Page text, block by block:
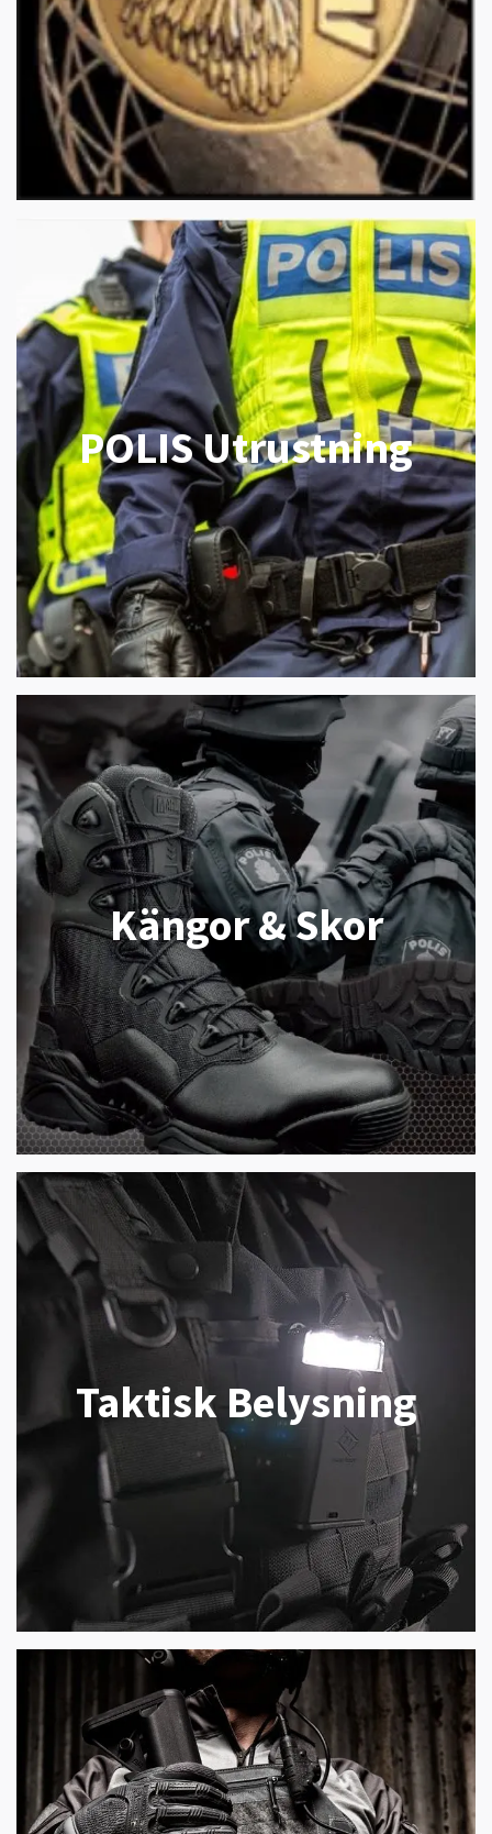
POLIS Utrustning
Kängor & Skor
Taktisk Belysning